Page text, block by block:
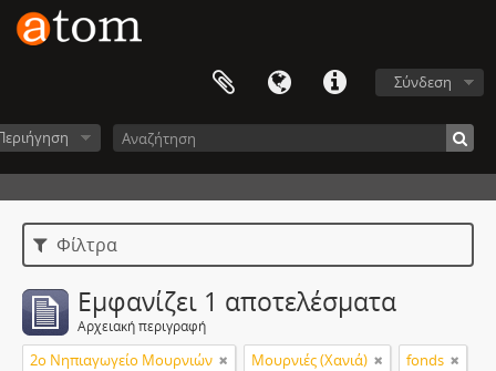
Σύνδεση
Φίλτρα
Εμφανίζει 1 αποτελέσματα
Αρχειακή περιγραφή
2ο Νηπιαγωγείο Μουρνιών Μουρνιές (Χανιά) fonds